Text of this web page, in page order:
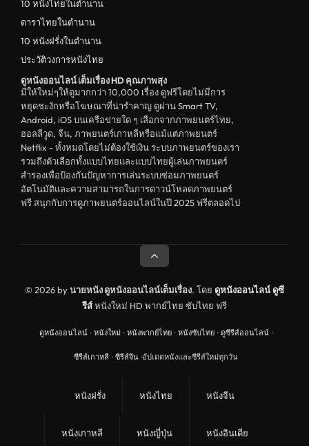
10 หนังไทยในตำนาน
ดาราไทยในตำนาน
10 หนังฝรั่งในตำนาน
ประวัติวงการหนังไทย
ดูหนังออนไลน์ เต็มเรื่อง HD คุณภาพสุง
มีให้ใหม่ๆให้ดูมากกว่า 10,000 เรื่อง ดูฟรีโดยไม่มีการ
หยุดชะงักหรือโฆษณาที่น่ารำคาญ ดูผ่าน Smart TV,
Android, iOS บนเครือข่ายใด ๆ เลือกจากภาพยนตร์ไทย,
ฮอลลีวูด, จีน, ภาพยนตร์เกาหลีหรือแม้แต่ภาพยนตร์
Netflix - ทั้งหมดโดยไม่ต้องใช้เงิน ระบบภาพยนตร์ของเรา
รวมถึงตัวเลือกทั้งแบบไทยและแบบไทยผู้เล่นภาพยนตร์
สำรองเพื่อป้องกันปัญหาการเล่นระบบซ่อมภาพยนตร์
อัตโนมัติและความสามารถในการดาวน์โหลดภาพยนตร์
ฟรี สนุกกับการดูภาพยนตร์ออนไลน์ในปี 2025 ฟรีตลอดไป
© 2026 byนายหนัง ดูหนังออนไลน์เต็มเรื่อง. โดย ดูหนังออนไลน์ ดูซี
รีส์หนังใหม่ HD พากย์ไทย ซับไทย ฟรี
ดูหนังออนไลน์ · หนังใหม่ · หนังพากย์ไทย · หนังซับไทย · ดูซีรีส์ออนไลน์ ·
ซีรีส์เกาหลี · ซีรีส์จีน ·อัปเดตหนังและซีรีส์ใหม่ทุกวัน
หนังฝรั่ง หนังไทย หนังจีน
หนังเกาหลี หนังญี่ปุ่น หนังอินเดีย